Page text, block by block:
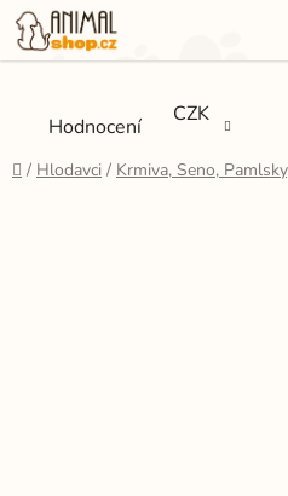
Přejít
na
obsah
Hodnocení CZK
Domů
/ Hlodavci / Krmiva, Seno,